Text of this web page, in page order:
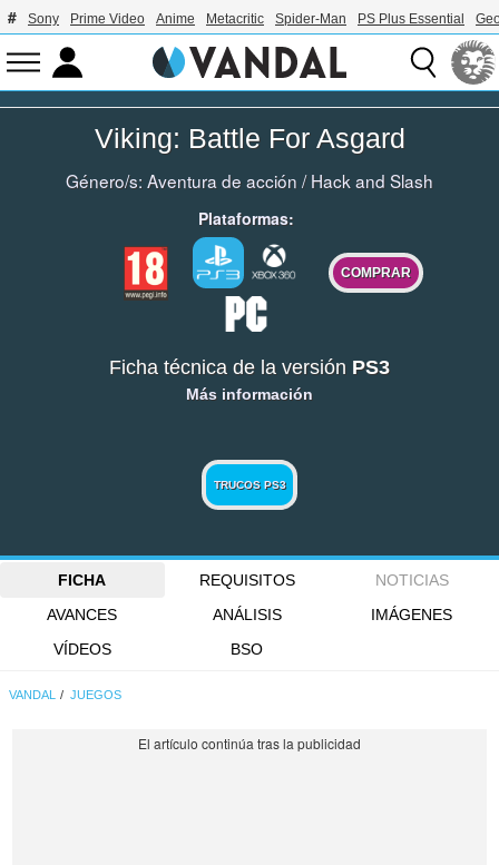
Sony Prime Video Anime Metacritic Spider-Man PS Plus Essential
Viking: Battle For Asgard
Género/s: Aventura de acción /Hack and Slash
Plataformas:
COMPRAR
Ficha técnica de la versión PS3
Más información
TRUCOS PS3
FICHA REQUISITOS
NOTICIAS
AVANCES
ANÁLISIS
IMÁGENES
VÍDEOS
BSO
VANDAL JUEGOS